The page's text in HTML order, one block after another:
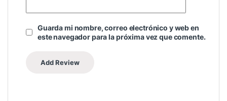
Guarda mi nombre, correo electrónico y web en
este navegador para la próxima vez que comente.